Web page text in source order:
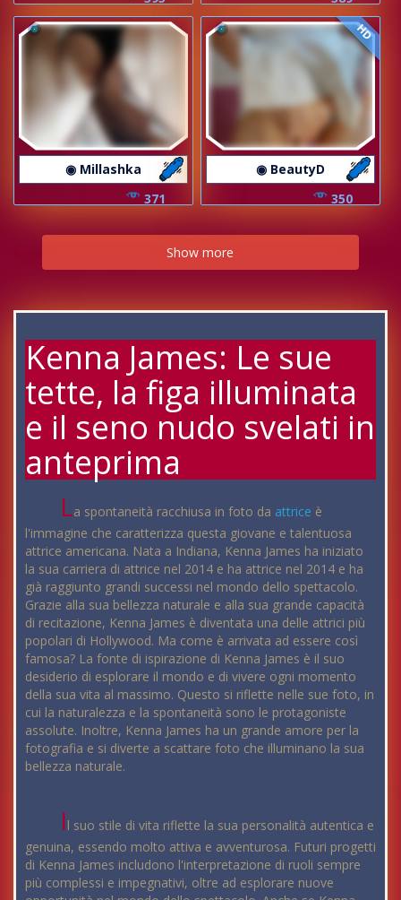
◉ Millashka
371
HD
◉ BeautyD
350
Show more
Kenna James: Le sue
tette, la figa illuminata
e il seno nudo svelati in
anteprima
La spontaneità racchiusa in foto da attrice è
l'immagine che caratterizza questa giovane e talentuosa
attrice americana. Nata a Indiana, Kenna James ha iniziato
la sua carriera di attrice nel 2014 e ha attrice nel 2014 e ha
già raggiunto grandi successi nel mondo dello spettacolo.
Grazie alla sua bellezza naturale e alla sua grande capacità
di recitazione, Kenna James è diventata una delle attrici più
popolari di Hollywood. Ma come è arrivata ad essere così
famosa? La fonte di ispirazione di Kenna James è il suo
desiderio di esplorare il mondo e di vivere ogni momento
della sua vita al massimo. Questo si riflette nelle sue foto, in
cui la naturalezza e la spontaneità sono le protagoniste
assolute. Inoltre, Kenna James ha un grande amore per la
fotografia e si diverte a scattare foto che illuminano la sua
bellezza naturale.
Il suo stile di vita riflette la sua personalità autentica e
genuina, essendo molto attiva e avventurosa. Futuri progetti
di Kenna James includono l'interpretazione di ruoli sempre
più complessi e impegnativi, oltre ad esplorare nuove